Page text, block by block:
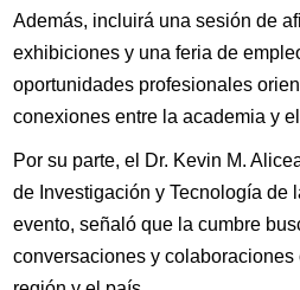
Además, incluirá una sesión de
exhibiciones y una feria de
oportunidades profesionales
conexiones entre la academia y
Por su parte, el Dr. Kevin M.
de Investigación y Tecnología de
evento, señaló que la cumbre
conversaciones y colaboraciones